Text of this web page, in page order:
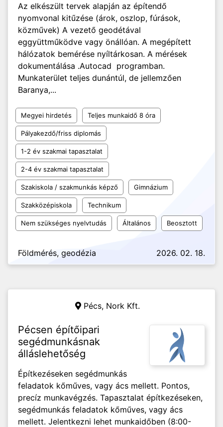
Az elkészült tervek alapján az építendő
nyomvonal kitűzése (árok, oszlop, fúrások,
közművek) A vezető geodétával
eggyüttműködve vagy önállóan. A megépített
hálózatok bemérése nyíltárkosan. A mérések
dokumentálása .Autocad programban.
Munkaterület teljes dunántúl, de jellemzően
Baranya,...
Megyei hirdetés Teljes munkaidő 8 óra
Pályakezdő/friss diplomás
1-2 év szakmai tapasztalat
2-4 év szakmai tapasztalat
Szakiskola / szakmunkás képző Gimnázium
Szakközépiskola Technikum
Nem szükséges nyelvtudás Általános Beosztott
Földmérés, geodézia 2026. 02. 18.
Pécs, Nork Kft.
Pécsen építőipari
segédmunkásnak
álláslehetőség
Építkezéseken segédmunkás
feladatok kőműves, vagy ács mellett. Pontos,
precíz munkavégzés. Tapasztalat építkezéseken,
segédmunkás feladatok kőműves, vagy ács
mellett. Jelentkezni lehet munkaidőben (8:00-